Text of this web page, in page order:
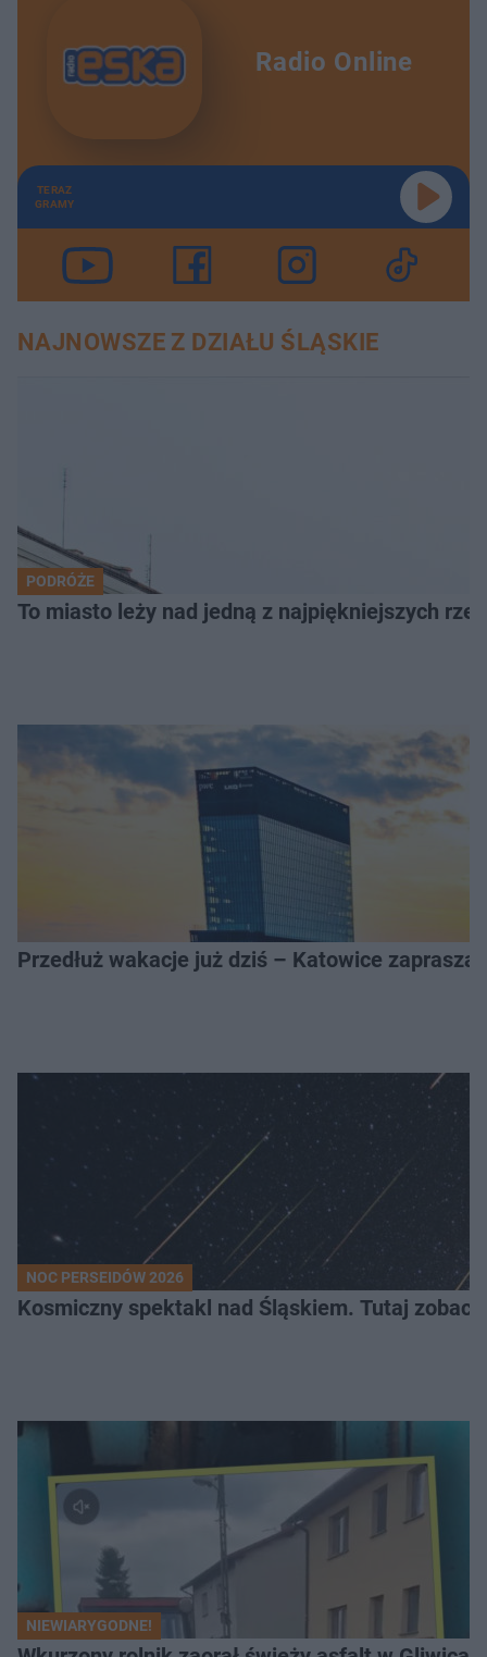
Radio Online
TERAZ
GRAMY
NAJNOWSZE Z DZIAŁU ŚLĄSKIE
PODRÓŻE
To miasto leży nad jedną z najpiękniejszych
Przedłuż wakacje już dziś – Katowice
NOC PERSEIDÓW 2026
Kosmiczny spektakl nad Śląskiem. Tutaj
NIEWIARYGODNE!